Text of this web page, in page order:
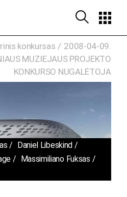
konkursas
2008-04-09.
MUZIEJAUS PROJEKTO
KONKURSO NUGALĖTOJA
Daniel Libeskind
Massimiliano Fuksas